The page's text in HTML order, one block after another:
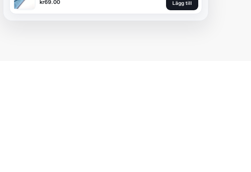
kr69.00 Lägg till